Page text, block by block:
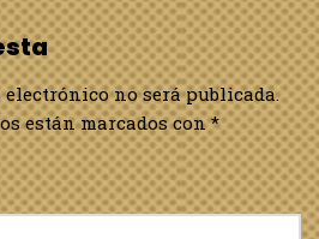
no será publicada.
están marcados con*